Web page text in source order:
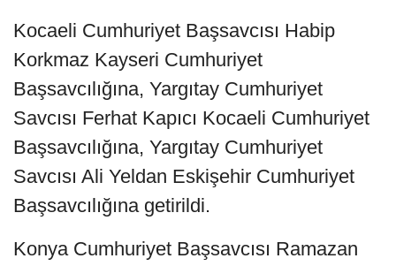
Kocaeli Cumhuriyet Başsavcısı Habip
Korkmaz Kayseri Cumhuriyet
Başsavcılığına, Yargıtay Cumhuriyet
Savcısı Ferhat Kapıcı Kocaeli Cumhuriyet
Başsavcılığına, Yargıtay Cumhuriyet
Savcısı Ali Yeldan Eskişehir Cumhuriyet
Başsavcılığına getirildi.
Konya Cumhuriyet Başsavcısı Ramazan